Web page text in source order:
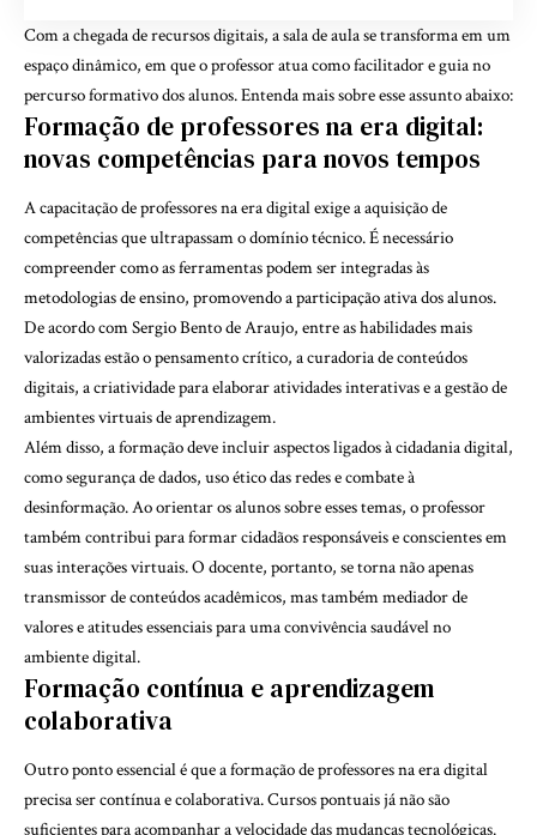
Com a chegada de recursos digitais, a sala de aula se transforma em um
espaço dinâmico, em que o professor atua como facilitador e guia no
percurso formativo dos alunos. Entenda mais sobre esse assunto abaixo:
Formação de professores na era digital:
novas competências para novos tempos
A capacitação de professores na era digital exige a aquisição de
competências que ultrapassam o domínio técnico. É necessário
compreender como as ferramentas podem ser integradas às
metodologias de ensino, promovendo a participação ativa dos alunos.
De acordo com Sergio Bento de Araujo, entre as habilidades mais
valorizadas estão o pensamento crítico, a curadoria de conteúdos
digitais, a criatividade para elaborar atividades interativas e a gestão de
ambientes virtuais de aprendizagem.
Além disso, a formação deve incluir aspectos ligados à cidadania digital,
como segurança de dados, uso ético das redes e combate à
desinformação. Ao orientar os alunos sobre esses temas, o professor
também contribui para formar cidadãos responsáveis e conscientes em
suas interações virtuais. O docente, portanto, se torna não apenas
transmissor de conteúdos acadêmicos, mas também mediador de
valores e atitudes essenciais para uma convivência saudável no
ambiente digital.
Formação contínua e aprendizagem
colaborativa
Outro ponto essencial é que a formação de professores na era digital
precisa ser contínua e colaborativa. Cursos pontuais já não são
suficientes para acompanhar a velocidade das mudanças tecnológicas.